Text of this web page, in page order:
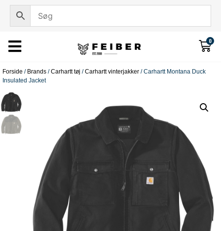
0
Forside / Brands /Carhartt tøj /Carhartt vinterjakker / Carhartt Montana Duck
Insulated Jacket